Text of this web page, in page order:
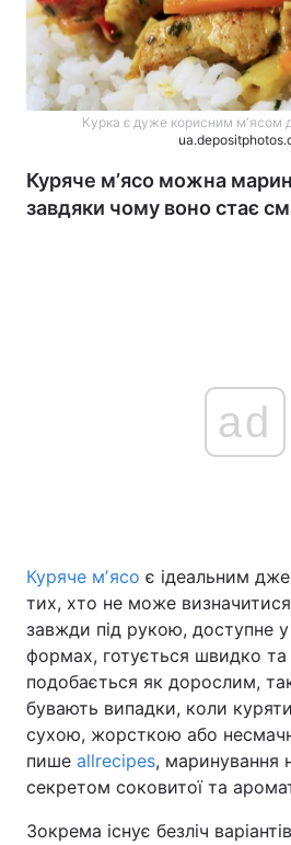
Курка є дуже корисним мʼясом
Куряче мʼясо можна
завдяки чому воно стає
ad
Куряче мʼясо є ідеальним
тих, хто не може
завжди під рукою, доступне у
формах, готується швидко
подобається як дорослим,
бувають випадки, коли
сухою, жорсткою або
пише allrecipes, маринування
секретом соковитої та
Зокрема існує безліч